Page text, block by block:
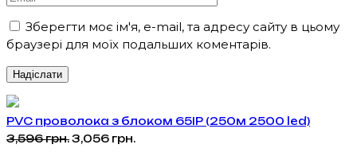
Зберегти моє ім'я, e-mail, та адресу сайту в цьому
браузері для моїх подальших коментарів.
PVC проволока з блоком 65IP (250м 2500 led)
3,596грн.Оригінальна
3,056 грн.Поточна